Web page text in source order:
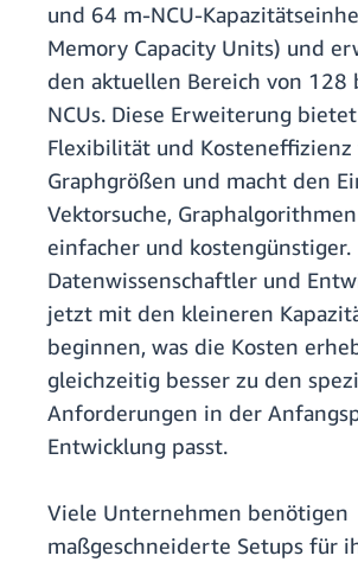
und 64 m-NCU-
Memory Capacity Units) und
den aktuellen Bereich von 128
NCUs. Diese Erweiterung
Flexibilität und
Graphgrößen und macht den
Vektorsuche,
einfacher und kostengünstiger.
Datenwissenschaftler und
jetzt mit den kleineren
beginnen, was die Kosten
gleichzeitig besser zu den
Anforderungen in der
Entwicklung passt.
Viele Unternehmen benötigen
maßgeschneiderte Setups für